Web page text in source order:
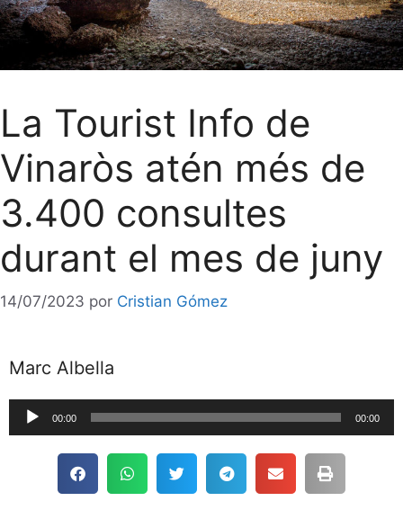
La Tourist Info de
Vinaròs atén més de
3.400 consultes
durant el mes de juny
14/07/2023 por Cristian Gómez
Marc Albella
Reproductor
de
00:00 00:00